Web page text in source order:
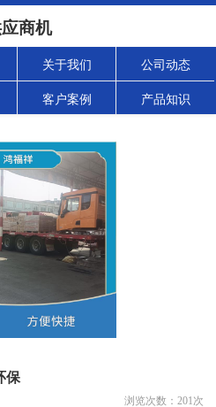
商机
关于我们 公司动态
客户案例 产品知识
保
浏览次数： 201次